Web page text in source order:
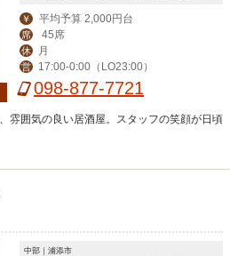
￥ 平均予算 2,000円台
席 45席
休 月
営 17:00-0:00（LO23:00）
098-877-7721
雰囲気の良い居酒屋。スタッフの笑顔が日頃
中部｜浦添市